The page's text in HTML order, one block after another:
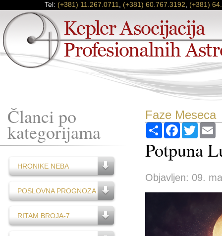
Tel: (+381) 11.267.0711 (+381) 60.767.3192 (+381)
Članci po
kategorijama
HRONIKE NEBA
POSLOVNA PROGNOZA
RITAM BROJA-7
Faze Meseca
PodijeliFacebook
Twitter
Potpuna
Objavljen: 09.